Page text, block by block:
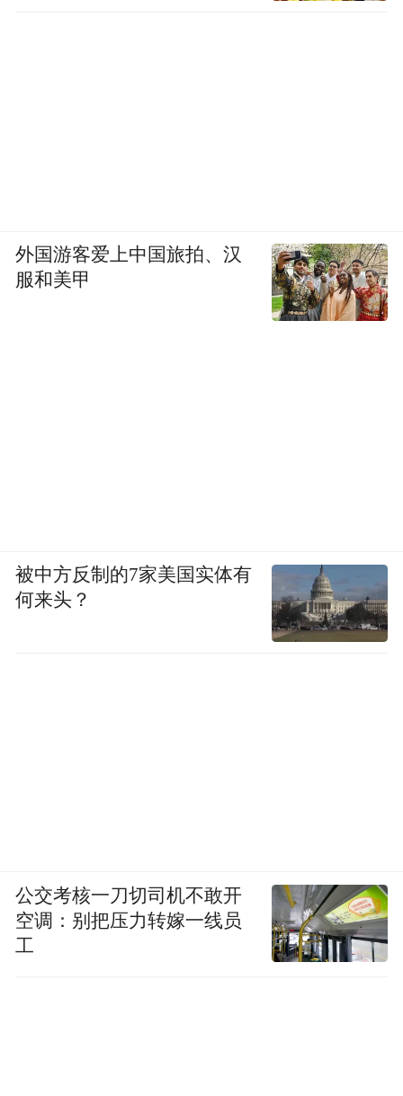
外国游客爱上中国旅拍、汉
服和美甲
被中方反制的7家美国实体有
何来头？
公交考核一刀切司机不敢开
空调：别把压力转嫁一线员
工